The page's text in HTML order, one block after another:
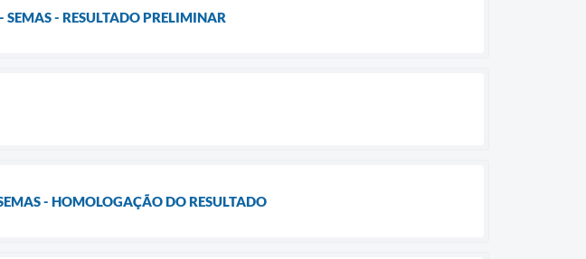
- RESULTADO PRELIMINAR
- HOMOLOGAÇÃO DO RESULTADO